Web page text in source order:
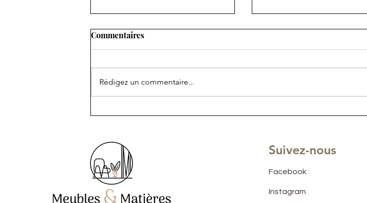
Agencement Sur Mesure à
Rénovation Appartement
Commentaires
Rédigez un commentaire...
Suivez-nous
Facebook
Instagram